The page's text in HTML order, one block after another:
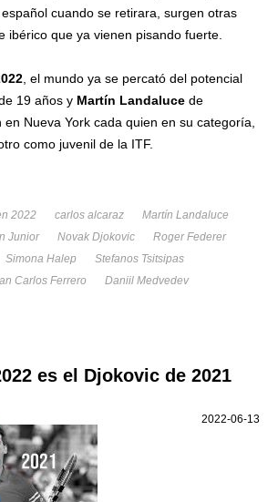
cuando se retirara, surgen otras
ibérico que ya vienen pisando fuerte.
, el mundo ya se percató del potencial
19 años y Martín Landaluce de
en Nueva York cada quien en su categoría,
como juvenil de la ITF.
2022 carlos alcaraz
Martín Landaluce
Junior Novak Djokovic
Roger Federer
Simona Halep
Stefanos Tsitsipas
Carlos Ferrero
Daniil Medvedev
es el Djokovic de 2021
2022-06-13